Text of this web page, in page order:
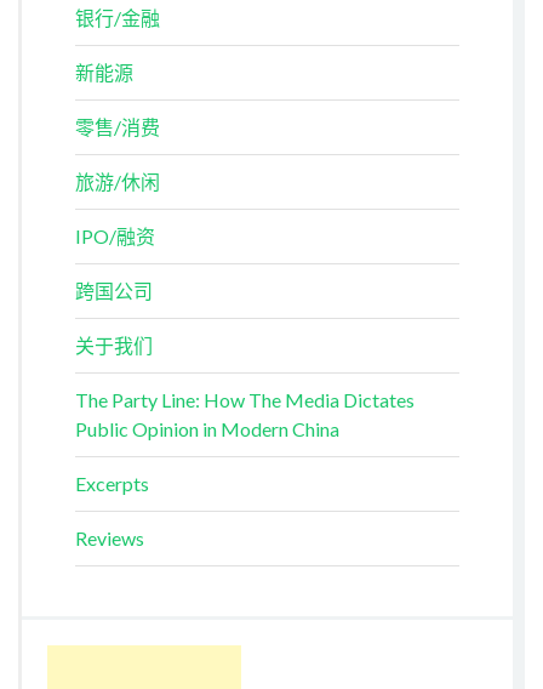
银行/金融
新能源
零售/消费
旅游/休闲
IPO/融资
跨国公司
关于我们
The Party Line: How The Media Dictates
Public Opinion in Modern China
Excerpts
Reviews